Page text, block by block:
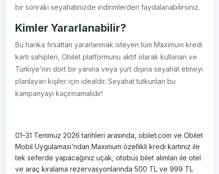
bir sonraki seyahatinizde indirimlerden faydalanabilirsiniz.
Kimler Yararlanabilir?
Bu harika fırsattan yararlanmak isteyen tüm Maximum kredi
kartı sahipleri, Obilet platformunu aktif olarak kullanan ve
Türkiye’nin dört bir yanına veya yurt dışına seyahat etmeyi
planlayan kişiler için idealdir. Seyahat tutkunları bu
kampanyayı kaçırmamalıdır!
01–31 Temmuz 2026 tarihleri arasında, obilet.com ve Obilet
Mobil Uygulaması’ndan Maximum özellikli kredi kartınız ile
tek seferde yapacağınız uçak, otobüs bilet alımları ile otel
ve araç kiralama rezervasyonlarında 500 TL ve 999 TL